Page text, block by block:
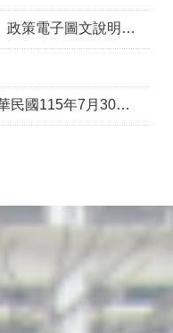
電子圖文說明資料
正發布，並自115年8月1日生效。